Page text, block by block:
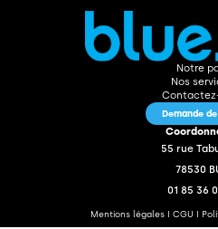
Notre
Nos
Demande
55 rue
78530
01 85 36
Mentions légales I CGU I
Nos
Demande